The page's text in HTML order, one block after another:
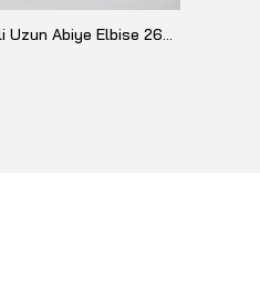
Taş Detaylı Drapeli Uzun Abiye Elbise 26Y-10206